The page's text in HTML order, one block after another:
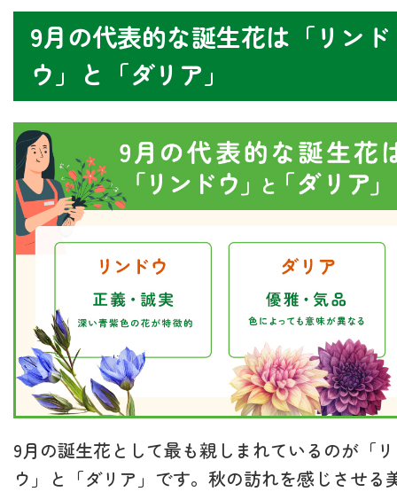
9月の代表的な誕生花は「リンド
ウ」と「ダリア」
9月の誕生花として最も親しまれているのが「
ウ」と「ダリア」です。秋の訪れを感じさせる